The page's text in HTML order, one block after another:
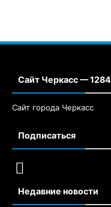
Сайт Черкасс — 1284
Сайт города Черкасс
Подписаться
Недавние новости